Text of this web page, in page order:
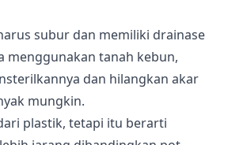
subur dan memiliki drainase
menggunakan tanah kebun,
dan hilangkan akar
mungkin.
plastik, tetapi itu berarti